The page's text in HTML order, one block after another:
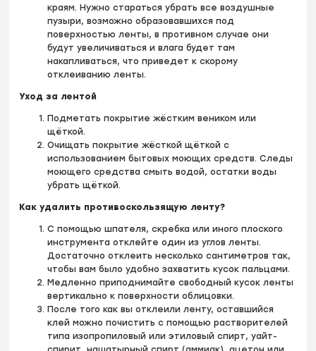
краям. Нужно стараться убрать все воздушные
пузыри, возможно образовавшихся под
поверхностью ленты, в противном случае они
будут увеличиваться и влага будет там
накапливаться, что приведет к скорому
отклеиванию ленты.
Уход за лентой
Подметать покрытие жёстким веником или
щёткой.
Очищать покрытие жёсткой щёткой с
использованием бытовых моющих средств. Следы
моющего средства смыть водой, остатки воды
убрать щёткой.
Как удалить противоскользящую ленту?
С помощью шпателя, скребка или иного плоского
инструмента отклейте один из углов ленты.
Достаточно отклеить несколько сантиметров так,
чтобы вам было удобно захватить кусок пальцами.
Медленно приподнимайте свободный кусок ленты
вертикально к поверхности облицовки.
После того как вы отклеили ленту, оставшийся
клей можно почистить с помощью растворителей
типа изопропиловый или этиловый спирт, уайт-